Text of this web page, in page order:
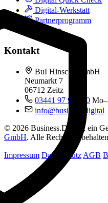
Digital-Werkstatt
Partnerprogramm
Kontakt
Kontakt
BuI Hinsche GmbH
Neumarkt 7
06712 Zeitz
03441 97 99 060
info@business.digital
© 2026 Business.Digital, ein
GmbH. Alle Rechte
Impressum Datenschutz AGB